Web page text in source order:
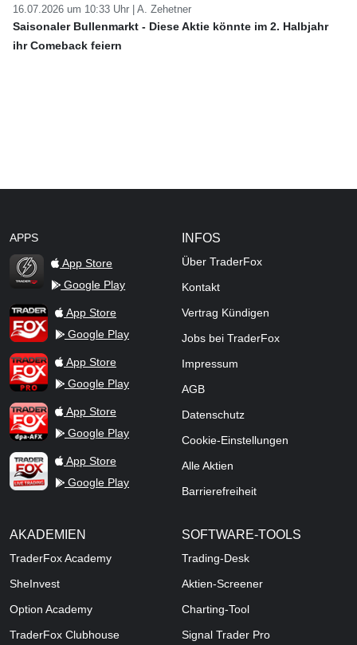
16.07.2026 um 10:33 Uhr | A. Zehetner
Saisonaler Bullenmarkt - Diese Aktie könnte im 2. Halbjahr
ihr Comeback feiern
APPS
TraderFox Flash
App Store
Google Play
TraderFox AppApp Store
Google Play
TraderFox ProApp Store
Google Play
TraderFox dpa-AFX ProFeed
App Store
Google Play
TraderFox Live Trading
App Store
Google Play
INFOS
Über TraderFox
Kontakt
Vertrag Kündigen
Jobs bei TraderFox
Impressum
AGB
Datenschutz
Cookie-Einstellungen
Alle Aktien
Barrierefreiheit
AKADEMIEN
TraderFox Academy
SheInvest
Option Academy
TraderFox Clubhouse
SOFTWARE-TOOLS
Trading-Desk
Aktien-Screener
Charting-Tool
Signal Trader Pro